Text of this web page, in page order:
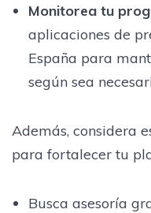
Monitorea tu
aplicaciones de
España para
según sea
Además, considera
para fortalecer tu
Busca asesoría